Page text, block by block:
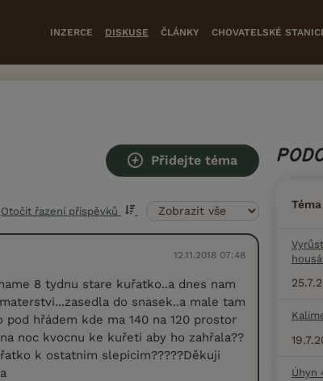
INZERCE DISKUSE ČLÁNKY CHOVATELSKÉ
Přidejte téma
Otočit řazení příspěvků
12.11.2018 07:48
8 tydnu stare kuřatko..a dnes nam
do snasek..a male tam
pod hřádem kde ma 140 na 120 prostor
noc kvocnu ke kuřeti aby ho zahřala??
k ostatnim slepicim?????Děkuji
Téma
Úhyn